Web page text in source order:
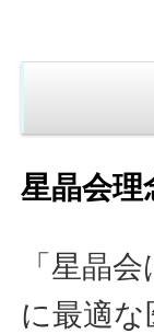
星晶会理
「星晶
に最適